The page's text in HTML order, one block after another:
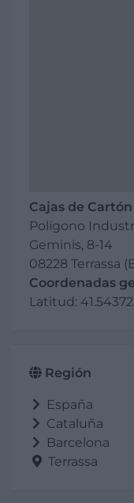
Cajas de
Polígono
Geminis, 8-14
08228 Terrassa
Coordenadas
Latitud:
Región
España
Cataluña
Barcelona
Terrassa